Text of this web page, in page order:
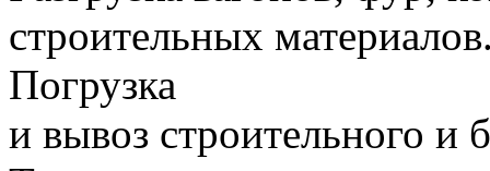
строительных
Погрузка
и вывоз строительного и